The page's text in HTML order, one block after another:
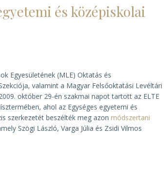
és középiskolai
Egyesületének (MLE) Oktatás és
valamint a Magyar Felsőoktatási Levéltári
október 29-én szakmai napot tartott az ELTE
ahol az Egységes egyetemi és
szerkezetét beszélték meg azonmódszertani
Szögi László, Varga Júlia és Zsidi Vilmos